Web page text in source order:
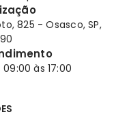
825 - Osasco, SP,
às 17:00